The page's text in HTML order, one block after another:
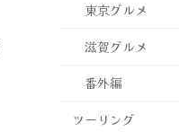
東京グルメ
滋賀グルメ
番外編
ツーリング